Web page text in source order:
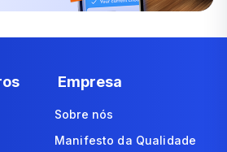
Empresa
Sobre nós
Manifesto da Qualidade